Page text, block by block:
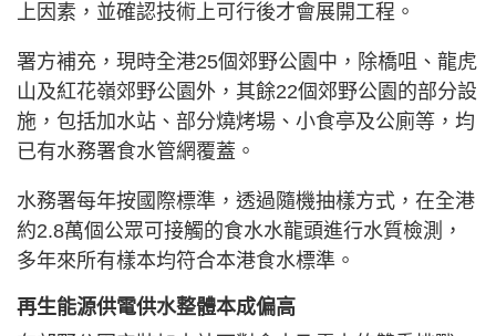
上因素，並確認技術上可行後才會展開工程。
署方補充，現時全港25個郊野公園中，除橋咀、龍虎
山及紅花嶺郊野公園外，其餘22個郊野公園的部分設
施，包括加水站、部分燒烤場、小食亭及公廁等，均
已有水務署食水管網覆蓋。
水務署每年按國際標準，透過隨機抽樣方式，在全港
約2.8萬個公眾可接觸的食水水龍頭進行水質檢測，
多年來所有樣本均符合本港食水標準。
再生能源供電供水整體本成偏高